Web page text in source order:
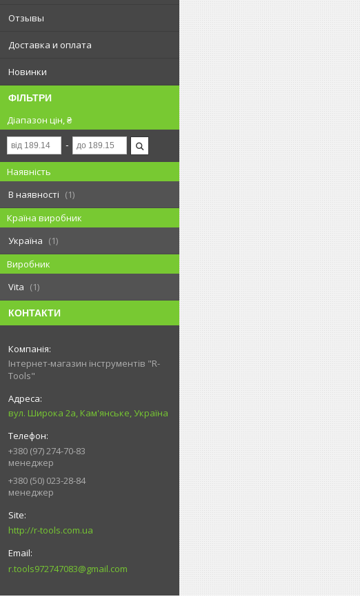
Отзывы
Доставка и оплата
Новинки
ФІЛЬТРИ
Діапазон цін, ₴
Наявність
В наявності
1
Країна виробник
Україна
1
Виробник
Vita
1
КОНТАКТИ
Інтернет-магазин інструментів "R-
Tools"
вул. Широка 2а, Кам'янське, Україна
+380 (97) 274-70-83
менеджер
+380 (50) 023-28-84
менеджер
http://r-tools.com.ua
r.tools972747083@gmail.com